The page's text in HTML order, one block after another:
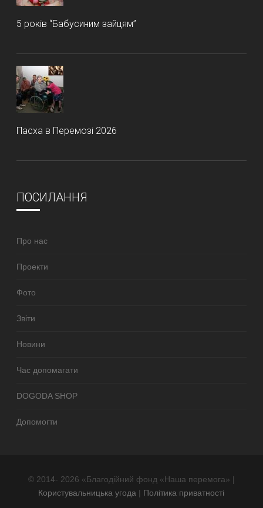
5 років “Бабусиним зайцям”
Пасха в Перемозі 2026
ПОСИЛАННЯ
Про нас
Проекти
Фото
Звіти
Новини
Час допомагати
DOGODA SHOP
Допомогти
© 2014- 2026 «Благодійний фонд «Наша перемога» |
Користувальницька угода | Політика приватності